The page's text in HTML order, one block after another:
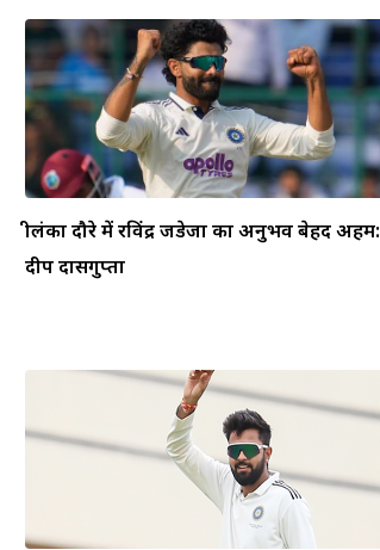
श्रीलंका दौरे में रविंद्र जडेजा का अनुभव बेहद अहम:
दीप दासगुप्ता